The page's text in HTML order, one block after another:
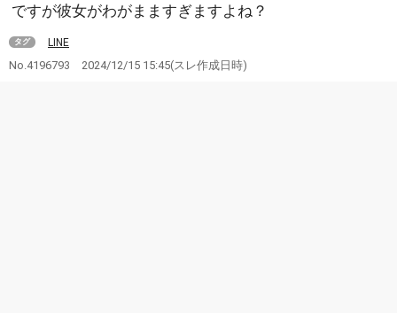
ですが彼女がわがまますぎますよね？
タグ LINE
No.4196793 2024/12/15 15:45(スレ作成日時)